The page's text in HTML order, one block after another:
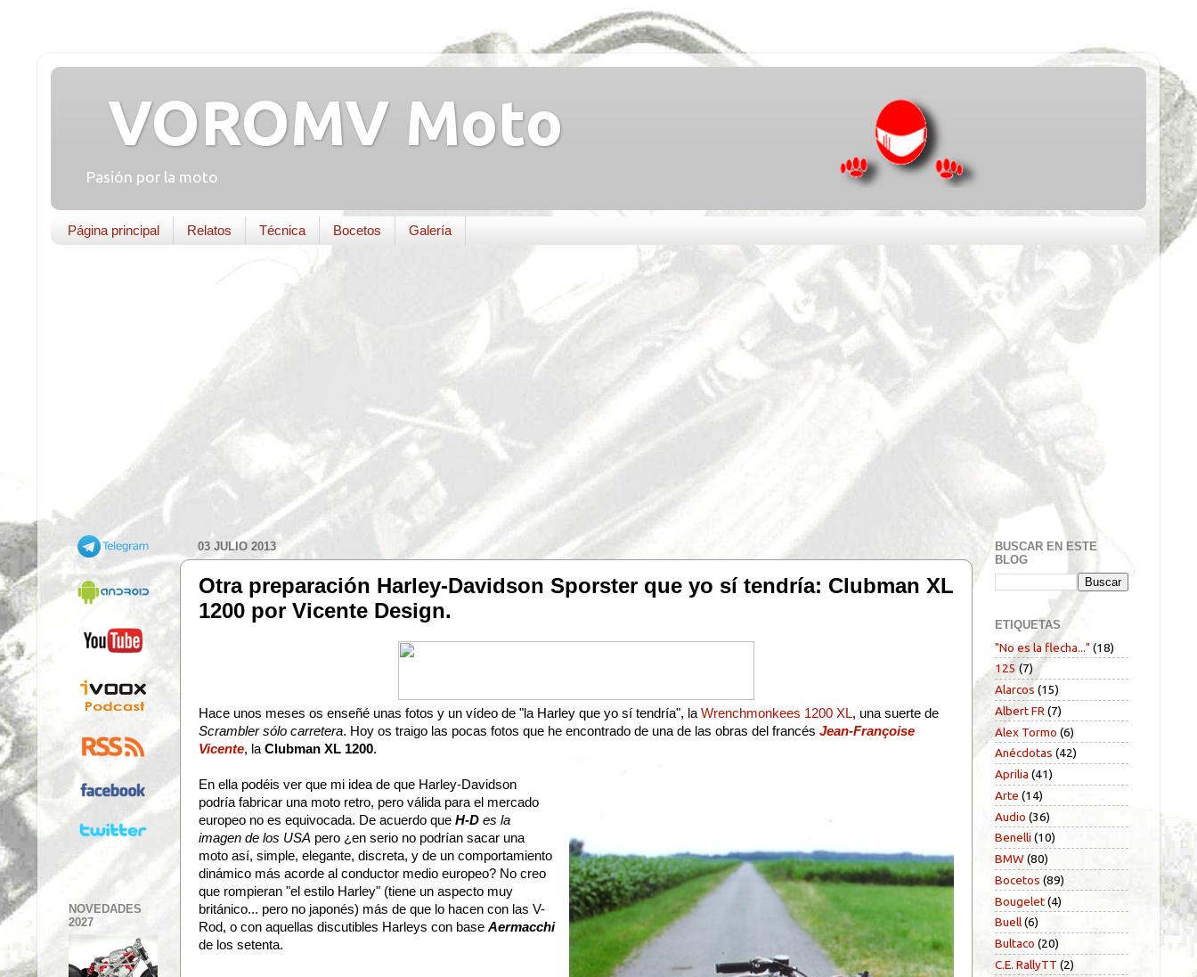
VOROMV Moto
Pasión por la moto
Página principal Relatos Técnica Bocetos Galería
03 JULIO 2013
Otra preparación Harley-Davidson Sporster que yo sí tendría: Clubman XL
1200 por Vicente Design.
Hace unos meses os enseñé unas fotos y un vídeo de "la Harley que yo sí tendría", la Wrenchmonkees 1200 XL, una suerte de
Scrambler sólo carretera. Hoy os traigo las pocas fotos que he encontrado de una de las obras del francés Jean-Françoise
Vicente, la Clubman XL 1200.
En ella podéis ver que mi idea de que Harley-Davidson
podría fabricar una moto retro, pero válida para el mercado
europeo no es equivocada. De acuerdo que H-D es la
imagen de los USA pero ¿en serio no podrían sacar una
moto así, simple, elegante, discreta, y de un comportamiento
dinámico más acorde al conductor medio europeo? No creo
que rompieran "el estilo Harley" (tiene un aspecto muy
británico... pero no japonés) más de que lo hacen con las V-
Rod, o con aquellas discutibles Harleys con base Aermacchi
de los setenta.
NOVEDADES
2027
BUSCAR EN ESTE
BLOG
ETIQUETAS
"No es la flecha..." (18)
125 (7)
Alarcos (15)
Albert FR (7)
Alex Tormo (6)
Anécdotas (42)
Aprilia (41)
Arte (14)
Audio (36)
Benelli (10)
BMW (80)
Bocetos (89)
Bougelet(4)
Buell(6)
Bultaco (20)
C.E. RallyTT (2)